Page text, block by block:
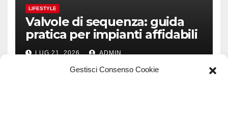
Gestisci Consenso Cookie
LIFESTYLE
Valvole di sequenza: guida
pratica per impianti affidabili
LUG 21, 2026 ADMIN